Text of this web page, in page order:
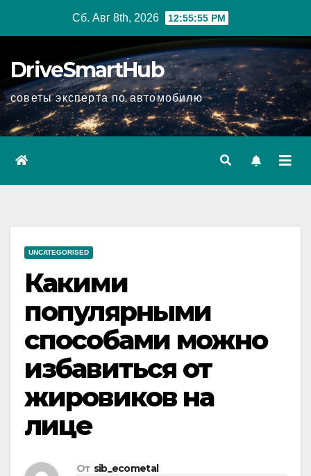
Сб. Авг 8th, 2026 12:55:56 PM
DriveSmartHub
советы эксперта по автомобилю
UNCATEGORISED
Какими
популярными
способами можно
избавиться от
жировиков на
лице
От sib_ecometal